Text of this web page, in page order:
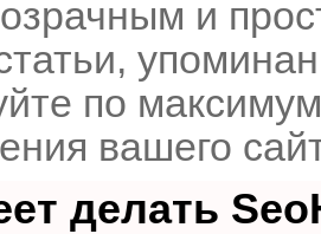
и
по
вашего
делать